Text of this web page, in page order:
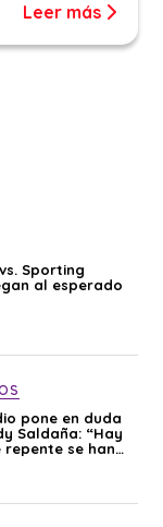
Leer más
Sporting
al esperado
pone en duda
Saldaña: “Hay
repente se han